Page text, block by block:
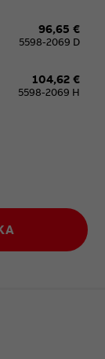
96,65 €
5598-2069 D
104,62 €
5598-2069 H